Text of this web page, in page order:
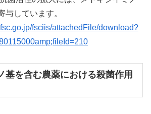
与しています。
fsciis/attachedFile/download?
基を含む農薬における殺菌作用